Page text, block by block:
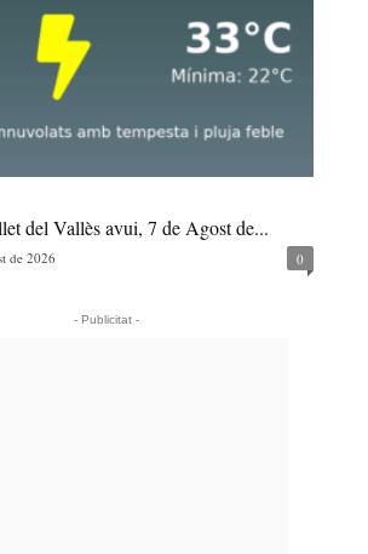
del Vallès avui, 7 de Agost de...
de 2026 0
- Publicitat -